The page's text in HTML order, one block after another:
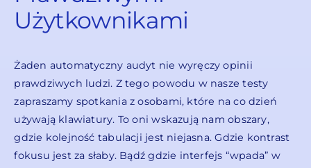
Użytkownikami
Żaden automatyczny audyt nie wyręczy opinii
prawdziwych ludzi. Z tego powodu w nasze testy
zapraszamy spotkania z osobami, które na co dzień
używają klawiatury. To oni wskazują nam obszary,
gdzie kolejność tabulacji jest niejasna. Gdzie kontrast
fokusu jest za słaby. Bądź gdzie interfejs “wpada” w